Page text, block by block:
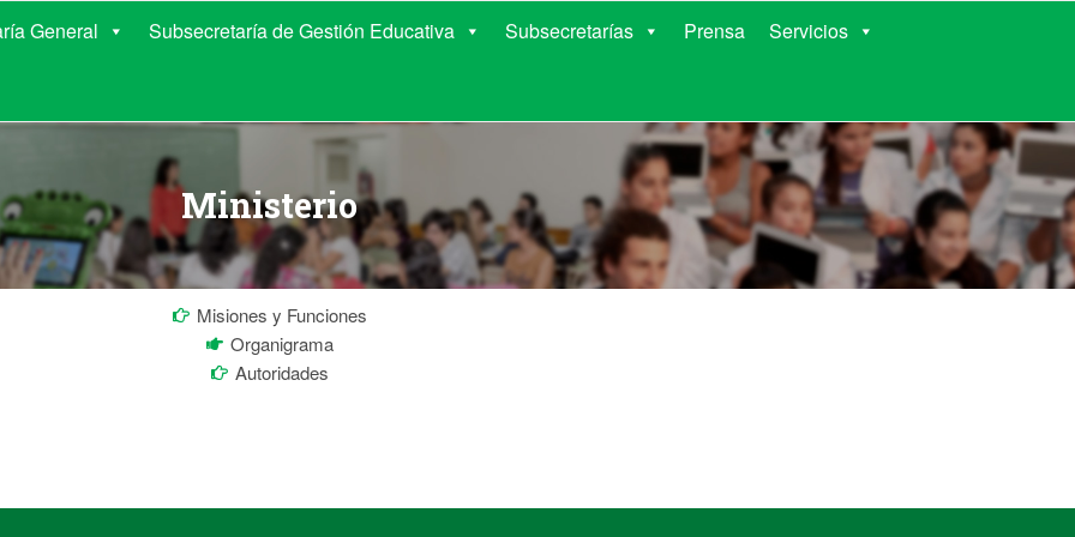
EDUCACIÓN DE CORRIENTES
General Subsecretaría de Gestión Educativa Subsecretarías Prensa Servicios
Ministerio
Misiones y Funciones
Organigrama
Autoridades